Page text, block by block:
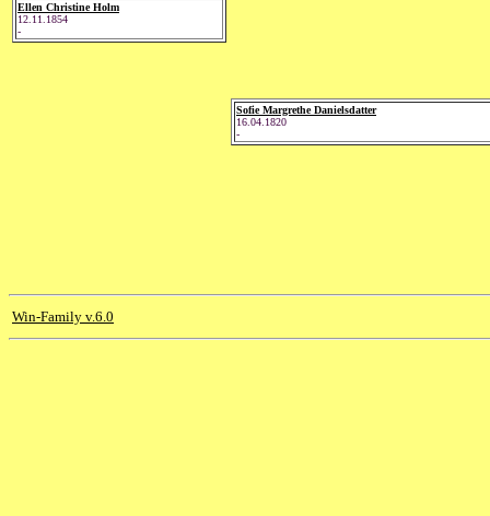
Ellen Christine Holm
12.11.1854
-
Sofie Margrethe Danielsdatter
16.04.1820
-
Win-Family v.6.0